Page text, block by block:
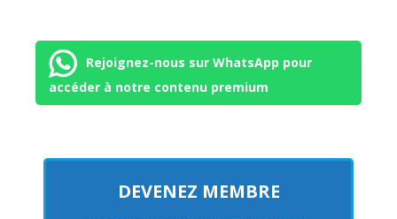
Rejoignez-nous sur WhatsApp pour
accéder à notre contenu premium
DEVENEZ MEMBRE